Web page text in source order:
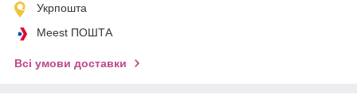
Укрпошта
Meest ПОШТА
Всі умови доставки